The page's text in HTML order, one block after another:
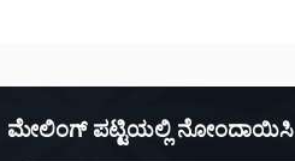
ಮೇಲಿಂಗ್ ಪಟ್ಟಿಯಲ್ಲಿ ನೋಂದಾಯಿಸಿ